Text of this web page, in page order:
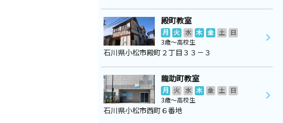
殿町教室
月 火 水 木 金 土
日
3歳～高校生
石川県小松市殿町２丁目３３－３
龍助町教室
月 火 水 木 金 土
日
3歳～高校生
石川県小松市西町６番地